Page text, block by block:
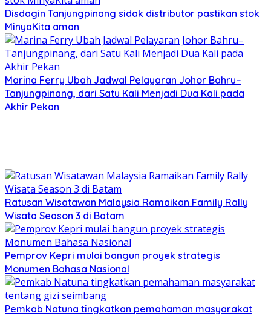
Disdagin Tanjungpinang sidak distributor pastikan stok
MinyaKita aman
Marina Ferry Ubah Jadwal Pelayaran Johor Bahru–
Tanjungpinang, dari Satu Kali Menjadi Dua Kali pada
Akhir Pekan
Ratusan Wisatawan Malaysia Ramaikan Family Rally
Wisata Season 3 di Batam
Pemprov Kepri mulai bangun proyek strategis
Monumen Bahasa Nasional
Pemkab Natuna tingkatkan pemahaman masyarakat